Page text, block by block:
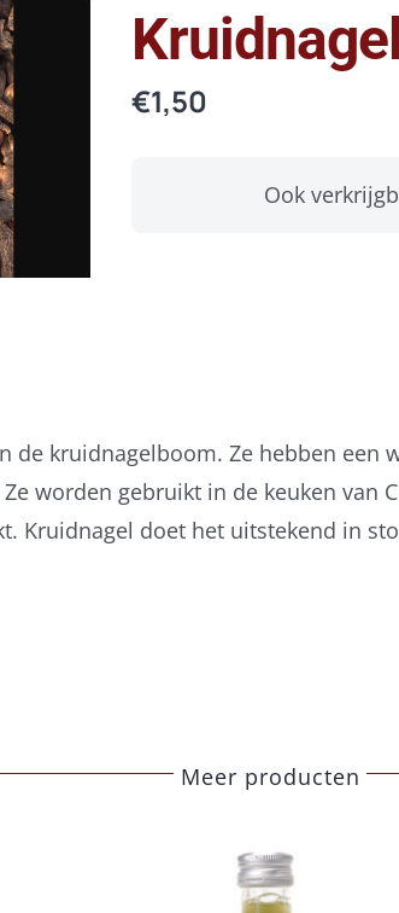
Kruidnagel
€1,50
Ook
de kruidnagelboom. Ze hebben
worden gebruikt in de keuken van
Kruidnagel doet het uitstekend in
Meer producten